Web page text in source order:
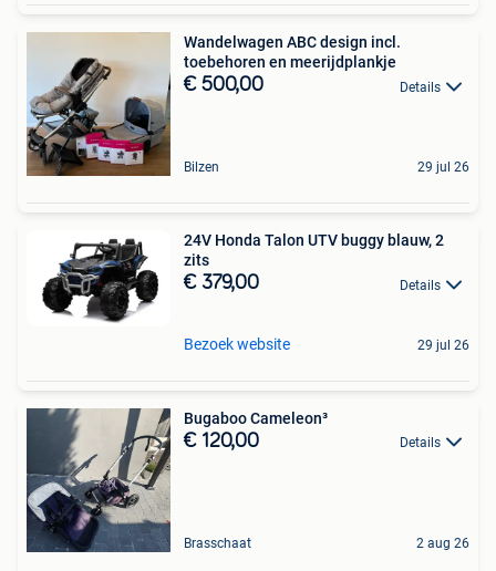
Wandelwagen ABC design incl.
toebehoren en meerijdplankje
€ 500,00 Details
Bilzen 29 jul 26
24V Honda Talon UTV buggy blauw, 2
zits
€ 379,00 Details
Bezoek website 29 jul 26
Bugaboo Cameleon³
€ 120,00 Details
Brasschaat 2 aug 26